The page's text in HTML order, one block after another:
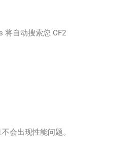
将自动搜索您 CF2
会出现性能问题。